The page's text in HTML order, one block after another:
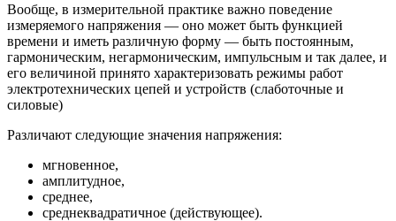
Вообще, в измерительной практике важно поведение
измеряемого напряжения — оно может быть функцией
времени и иметь различную форму — быть постоянным,
гармоническим, негармоническим, импульсным и так далее, и
его величиной принято характеризовать режимы работ
электротехнических цепей и устройств (слаботочные и
силовые)
Различают следующие значения напряжения:
мгновенное,
амплитудное,
среднее,
среднеквадратичное (действующее).